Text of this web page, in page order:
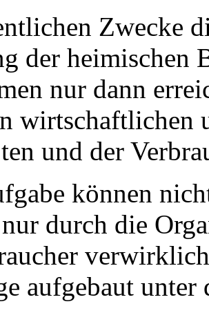
Zwecke
der heimischen
nur dann
wirtschaftlichen
und der
können
durch die
aufgebaut